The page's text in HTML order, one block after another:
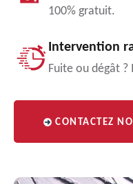
100% gratuit.
Intervention
Fuite ou dégât
CONTACTEZ